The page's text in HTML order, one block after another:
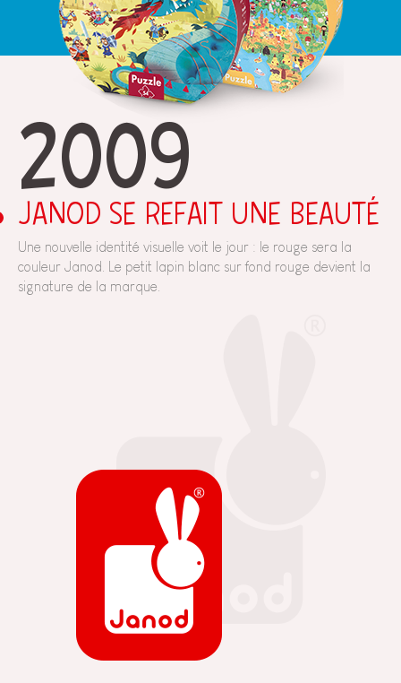
2009
JANOD SE REFAIT UNE BEAUTÉ
Une nouvelle identité visuelle voit le jour : le rouge sera la
couleur Janod. Le petit lapin blanc sur fond rouge devient la
signature de la marque.